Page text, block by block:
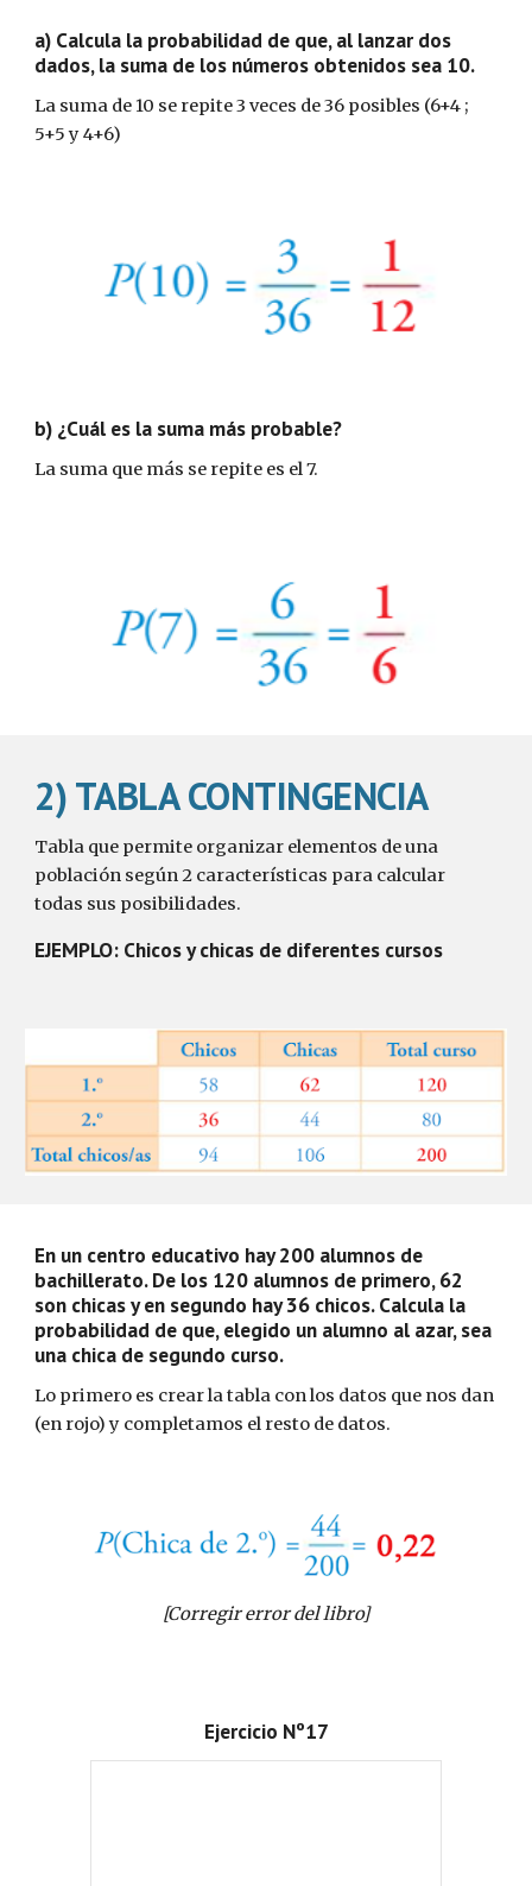
a) Calcula la probabilidad de que, al lanzar dos
dados, la suma de los números obtenidos sea 10.
La suma de 10 se repite 3 veces de 36 posibles (6+4 ;
5+5 y 4+6)
b) ¿Cuál es la suma más probable?
La suma que más se repite es el 7.
2) TABLA CONTINGENCIA
Tabla que permite organizar elementos de una
población según 2 características para calcular
todas sus posibilidades.
EJEMPLO: Chicos y chicas de diferentes cursos
En un centro educativo hay 200 alumnos de
bachillerato. De los 120 alumnos de primero, 62
son chicas y en segundo hay 36 chicos. Calcula la
probabilidad de que, elegido un alumno al azar, sea
una chica de segundo curso.
Lo primero es crear la tabla con los datos que nos dan
(en rojo) y completamos el resto de datos.
[Corregir error del libro]
Ejercicio Nº17